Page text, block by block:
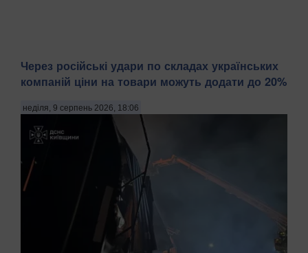
Через російські удари по складах українських
компаній ціни на товари можуть додати до 20%
неділя, 9 серпень 2026, 18:06